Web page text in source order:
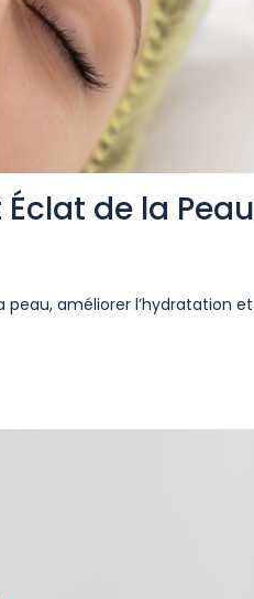
de la Peau
améliorer l’hydratation et